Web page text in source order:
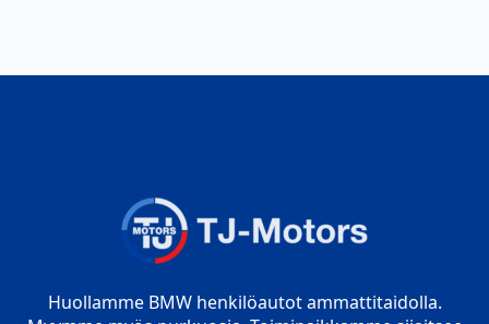
Huollamme BMW henkilöautot ammattitaidolla.